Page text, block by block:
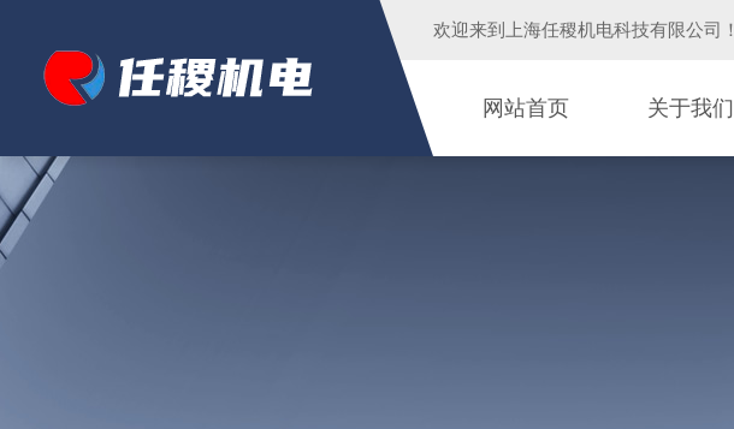
欢迎来到 上海任稷机电科技有限公司 ！
网站首页 关于我们